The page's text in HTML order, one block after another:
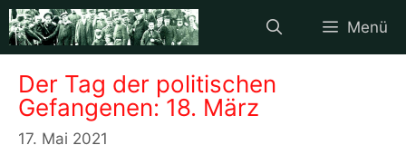
Zum
Inhalt
springen
Menü
Der Tag der politischen
Gefangenen: 18. März
17. Mai 2021